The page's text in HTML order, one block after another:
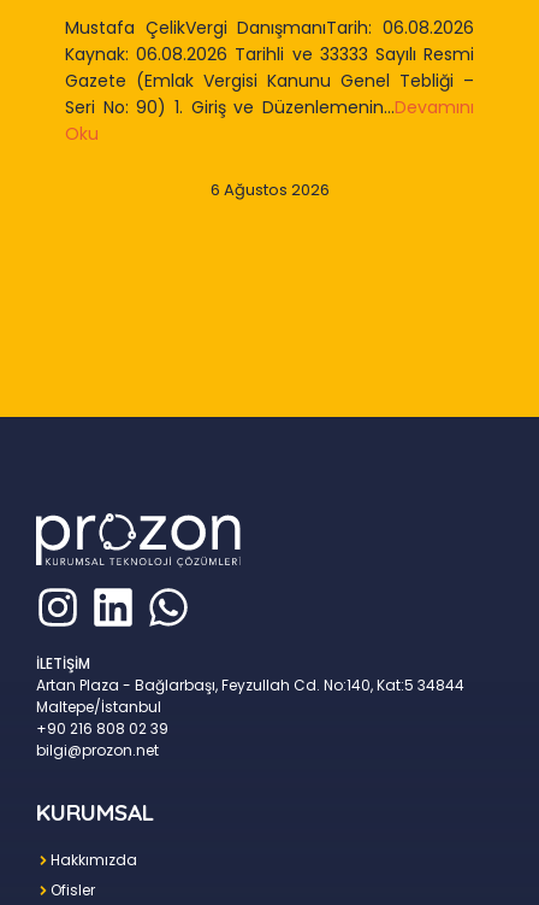
Mustafa ÇelikVergi DanışmanıTarih: 06.08.2026
Kaynak: 06.08.2026 Tarihli ve 33333 Sayılı Resmi
Gazete (Emlak Vergisi Kanunu Genel Tebliği –
Seri No: 90) 1. Giriş ve Düzenlemenin...Devamını
Oku
6 Ağustos 2026
İLETİŞİM
Artan Plaza - Bağlarbaşı, Feyzullah Cd. No:140, Kat:5 34844
Maltepe/İstanbul
+90 216 808 02 39
bilgi@prozon.net
KURUMSAL
Hakkımızda
Ofisler